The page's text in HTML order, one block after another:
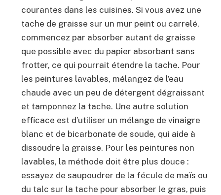
courantes dans les cuisines. Si vous avez une
tache de graisse sur un mur peint ou carrelé,
commencez par absorber autant de graisse
que possible avec du papier absorbant sans
frotter, ce qui pourrait étendre la tache. Pour
les peintures lavables, mélangez de l’eau
chaude avec un peu de détergent dégraissant
et tamponnez la tache. Une autre solution
efficace est d’utiliser un mélange de vinaigre
blanc et de bicarbonate de soude, qui aide à
dissoudre la graisse. Pour les peintures non
lavables, la méthode doit être plus douce :
essayez de saupoudrer de la fécule de maïs ou
du talc sur la tache pour absorber le gras, puis